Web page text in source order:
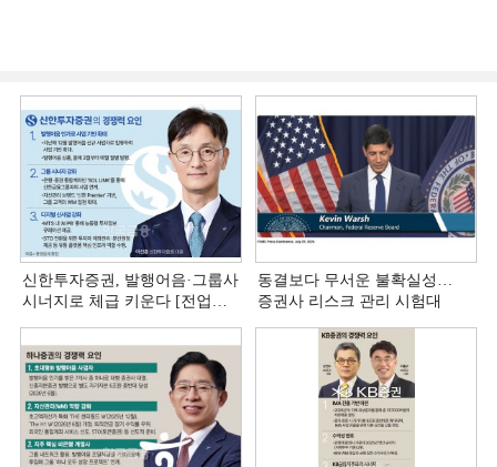
신한투자증권, 발행어음·그룹사
시너지로 체급 키운다 [전업계
동결보다 무서운 불확실성…
증권사 리스크 관리 시험대